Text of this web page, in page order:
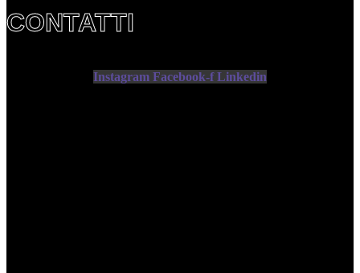
CONTATTI
Instagram Facebook-f Linkedin